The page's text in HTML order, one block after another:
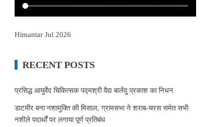
Himantar Jul 2026
RECENT POSTS
प्रसिद्ध आयुर्वेद चिकित्सक पद्मश्री वैद्य बालेंदु प्रकाश का निधन
डाटमीर बना नशामुक्ति की मिसाल, ग्रामसभा ने शराब-चरस समेत सभी
नशीले पदार्थों पर लगाया पूर्ण प्रतिबंध